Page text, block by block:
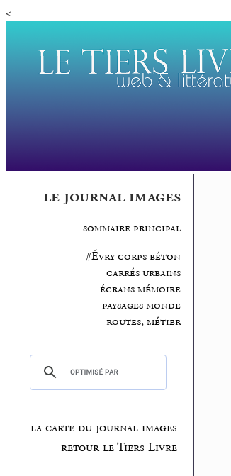
<
le journal images
sommaire principal
#Évry corps béton
carrés urbains
écrans mémoire
paysages monde
routes, métier
la carte du journal images
retour le Tiers Livre